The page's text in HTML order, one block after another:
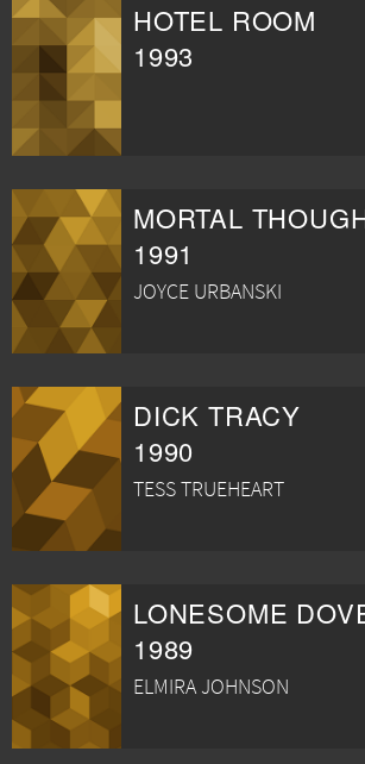
HOTEL ROOM
1993
MORTAL
1991
JOYCE URBANSKI
DICK TRACY
1990
TESS TRUEHEART
LONESOME
1989
ELMIRA JOHNSON